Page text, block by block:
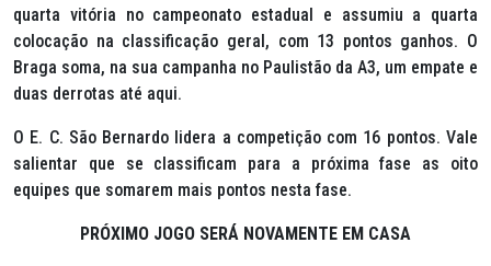
quarta vitória no campeonato estadual e assumiu a quarta
colocação na classificação geral, com 13 pontos ganhos. O
Braga soma, na sua campanha no Paulistão da A3, um empate e
duas derrotas até aqui.
O E. C. São Bernardo lidera a competição com 16 pontos. Vale
salientar que se classificam para a próxima fase as oito
equipes que somarem mais pontos nesta fase.
PRÓXIMO JOGO SERÁ NOVAMENTE EM CASA